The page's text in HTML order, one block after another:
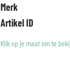
Merk
Artikel ID
Klik op je maat om te